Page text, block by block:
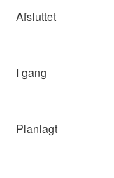
Afsluttet
I gang
Planlagt